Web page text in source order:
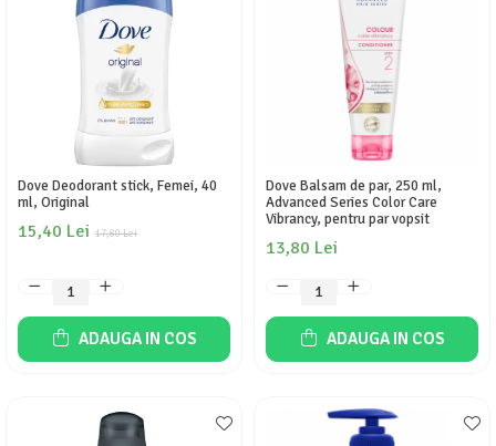
Dove Deodorant stick, Femei, 40
ml, Original
17,80 Lei
15,40 Lei
ADAUGA IN COS
Dove Balsam de par, 250 ml,
Advanced Series Color Care
Vibrancy, pentru par vopsit
13,80 Lei
ADAUGA IN COS